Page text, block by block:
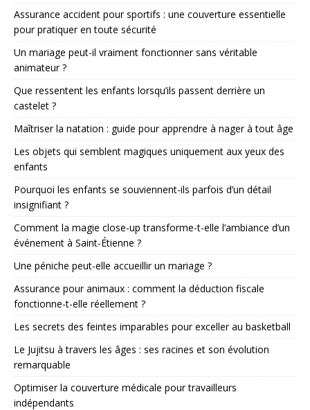
Assurance accident pour sportifs : une couverture essentielle
pour pratiquer en toute sécurité
Un mariage peut-il vraiment fonctionner sans véritable
animateur ?
Que ressentent les enfants lorsqu’ils passent derrière un
castelet ?
Maîtriser la natation : guide pour apprendre à nager à tout âge
Les objets qui semblent magiques uniquement aux yeux des
enfants
Pourquoi les enfants se souviennent-ils parfois d’un détail
insignifiant ?
Comment la magie close-up transforme-t-elle l’ambiance d’un
événement à Saint-Étienne ?
Une péniche peut-elle accueillir un mariage ?
Assurance pour animaux : comment la déduction fiscale
fonctionne-t-elle réellement ?
Les secrets des feintes imparables pour exceller au basketball
Le Jujitsu à travers les âges : ses racines et son évolution
remarquable
Optimiser la couverture médicale pour travailleurs
indépendants